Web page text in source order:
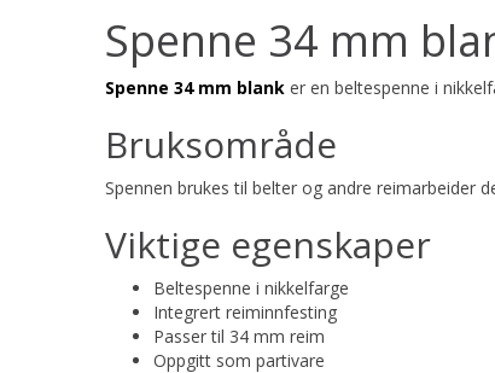
Spenne 34 mm
Spenne 34 mm blank er en beltespenne i
Bruksområde
Spennen brukes til belter og andre reimarbeider
Viktige egenskaper
Beltespenne i nikkelfarge
Integrert reiminnfesting
Passer til 34 mm reim
Oppgitt som partivare